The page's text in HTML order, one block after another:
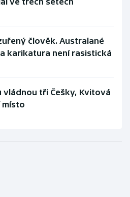
člověk. Australané
karikatura není rasistická
vládnou tři Češky, Kvitová
místo